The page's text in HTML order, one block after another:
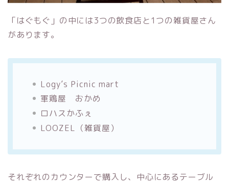
「はぐもぐ」の中には3つの飲食店と1つの雑貨屋さん
があります。
Logy’s Picnic mart
軍鶏屋 おかめ
ロハスかふぇ
LOOZEL（雑貨屋）
それぞれのカウンターで購入し、中心にあるテーブル